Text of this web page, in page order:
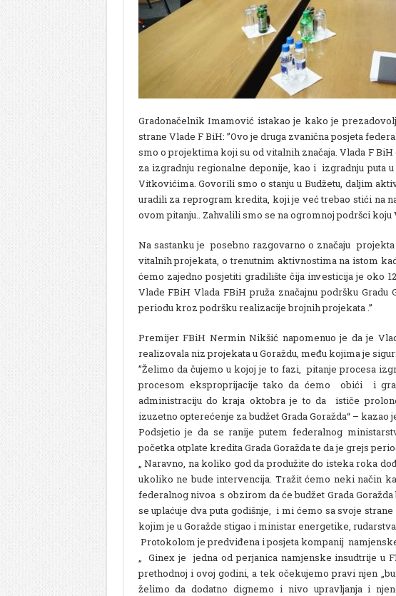
Gradonačelnik Imamović istakao je kako je
strane Vlade F BiH: ’’Ovo je druga zvanična posjeta
smo o projektima koji su od vitalnih značaja. Vlada F
za izgradnju regionalne deponije, kao i izgradnju puta
Vitkovićima. Govorili smo o stanju u Budžetu, daljim
uradili za reprogram kredita, koji je već trebao stići na
ovom pitanju.. Zahvalili smo se na ogromnoj podršci koju
Na sastanku je posebno razgovarno o značaju
vitalnih projekata, o trenutnim aktivnostima na istom
ćemo zajedno posjetiti gradilište čija investicija je oko
Vlade FBiH Vlada FBiH pruža značajnu podršku
periodu kroz podršku realizacije brojnih projekata .’’
Premijer FBiH Nermin Nikšić napomenuo je da je
realizovala niz projekata u Goraždu, među kojima je
”Želimo da čujemo u kojoj je to fazi, pitanje procesa
procesom eksproprijacije tako da ćemo obići i
administraciju do kraja oktobra je to da ističe
izuzetno opterećenje za budžet Grada Goražda“ – kazao
Podsjetio je da se ranije putem federalnog
početka otplate kredita Grada Goražda te da je grejs
„ Naravno, na koliko god da produžite do isteka roka
ukoliko ne bude intervencija. Tražit ćemo neki način
federalnog nivoa s obzirom da će budžet Grada
se uplaćuje dva puta godišnje, i mi ćemo sa svoje
kojim je u Goražde stigao i ministar energetike,
Protokolom je predviđena i posjeta kompanij
„ Ginex je jedna od perjanica namjenske insudtrije u
prethodnoj i ovoj godini, a tek očekujemo pravi njen
želimo da dodatno dignemo i nivo upravljanja i